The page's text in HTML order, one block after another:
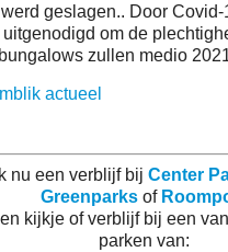
geslagen.. Door
om de
zullen medio
actueel
nu een verblijf bij Center
Greenparksof
kijkje of verblijf bij een
parken van: